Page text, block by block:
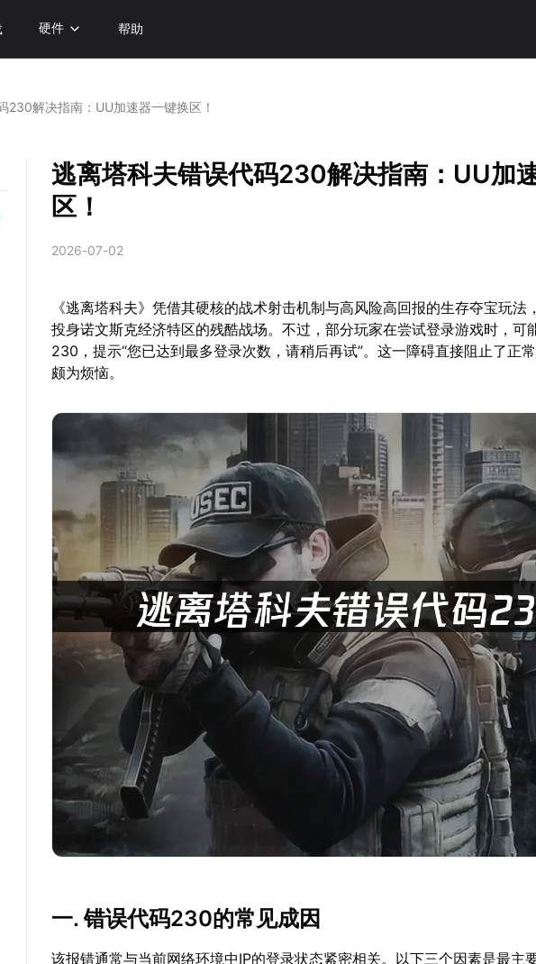
硬件 帮助
230解决指南：UU加速器一键换区！
逃离塔科夫错误代码230解决指南：UU加
区！
2026-07-02
《逃离塔科夫》凭借其硬核的战术射击机制与高风险高回报的生存夺宝玩法
投身诺文斯克经济特区的残酷战场。不过，部分玩家在尝试登录游戏时，可
230，提示“您已达到最多登录次数，请稍后再试”。这一障碍直接阻止了正
颇为烦恼。
一. 错误代码230的常见成因
该报错通常与当前网络环境中IP的登录状态紧密相关。以下三个因素是最主